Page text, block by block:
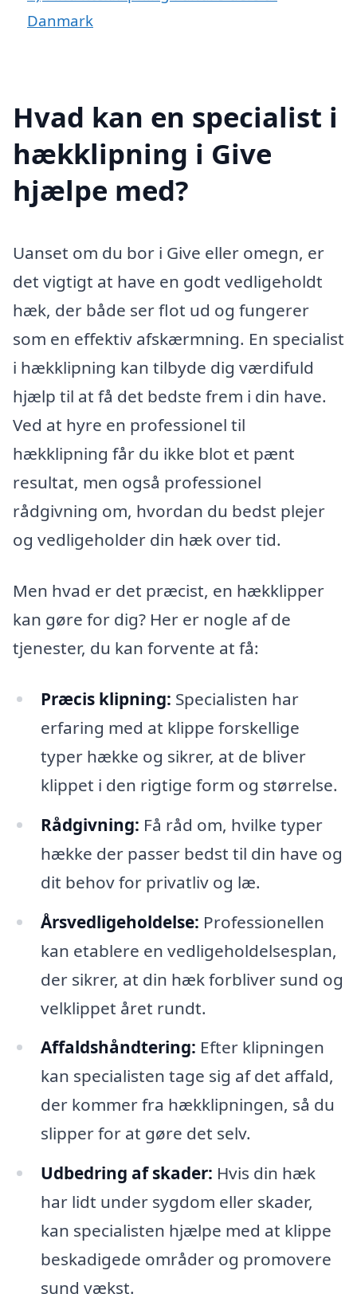
Danmark
Hvad kan en specialist i
hækklipning i Give
hjælpe med?
Uanset om du bor i Give eller omegn, er
det vigtigt at have en godt vedligeholdt
hæk, der både ser flot ud og fungerer
som en effektiv afskærmning. En specialist
i hækklipning kan tilbyde dig værdifuld
hjælp til at få det bedste frem i din have.
Ved at hyre en professionel til
hækklipning får du ikke blot et pænt
resultat, men også professionel
rådgivning om, hvordan du bedst plejer
og vedligeholder din hæk over tid.
Men hvad er det præcist, en hækklipper
kan gøre for dig? Her er nogle af de
tjenester, du kan forvente at få:
Præcis klipning: Specialisten har
erfaring med at klippe forskellige
typer hække og sikrer, at de bliver
klippet i den rigtige form og størrelse.
Rådgivning: Få råd om, hvilke typer
hække der passer bedst til din have og
dit behov for privatliv og læ.
Årsvedligeholdelse: Professionellen
kan etablere en vedligeholdelsesplan,
der sikrer, at din hæk forbliver sund og
velklippet året rundt.
Affaldshåndtering: Efter klipningen
kan specialisten tage sig af det affald,
der kommer fra hækklipningen, så du
slipper for at gøre det selv.
Udbedring af skader: Hvis din hæk
har lidt under sygdom eller skader,
kan specialisten hjælpe med at klippe
beskadigede områder og promovere
sund vækst.